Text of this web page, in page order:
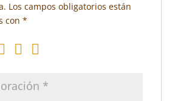
Los campos obligatorios están
con *